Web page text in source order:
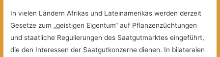
In vielen Ländern Afrikas und Lateinamerikas werden derzeit
Gesetze zum „geistigen Eigentum“ auf Pflanzenzüchtungen
und staatliche Regulierungen des Saatgutmarktes eingeführt,
die den Interessen der Saatgutkonzerne dienen. In bilateralen